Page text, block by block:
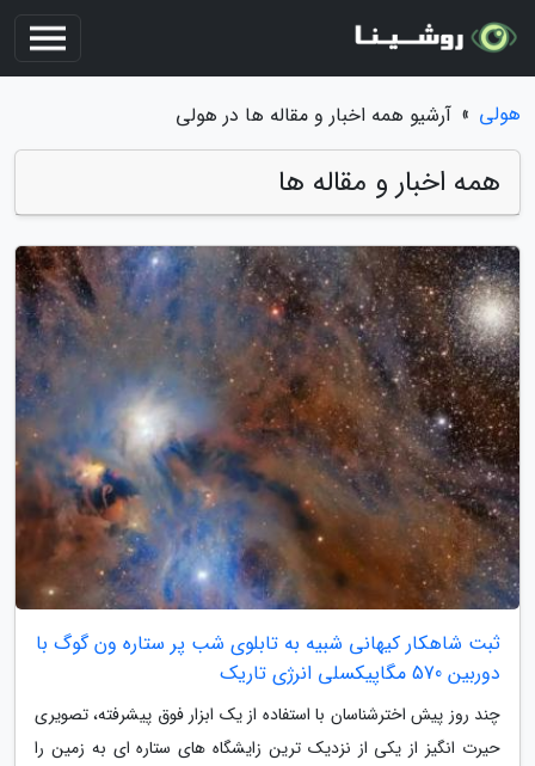
هولی » آرشیو همه اخبار و مقاله ها در هولی
همه اخبار و مقاله ها
ثبت شاهکار کیهانی شبیه به تابلوی شب پر ستاره ون گوگ با
دوربین 570 مگاپیکسلی انرژی تاریک
چند روز پیش اخترشناسان با استفاده از یک ابزار فوق پیشرفته، تصویری
حیرت انگیز از یکی از نزدیک ترین زایشگاه های ستاره ای به زمین را